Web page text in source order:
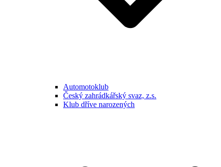
Automotoklub
Český zahrádkářský svaz, z.s.
Klub dříve narozených